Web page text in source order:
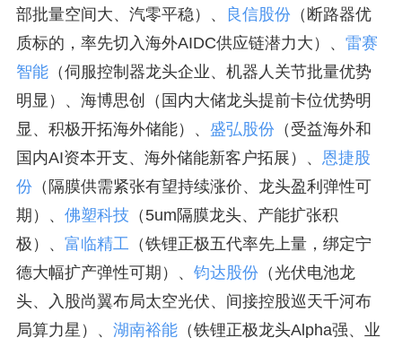
部批量空间大、汽零平稳）、
良信股份（断路器优
质标的，率先切入海外AIDC供应链潜力大）、 雷赛
智能（伺服控制器龙头企业、机器人关节批量优势
明显）、海博思创（国内大储龙头提前卡位优势明
显、积极开拓海外储能）、 盛弘股份（受益海外和
国内AI资本开支、海外储能新客户拓展）、 恩捷股
份（隔膜供需紧张有望持续涨价、龙头盈利弹性可
期）、 佛塑科技 （5um隔膜龙头、产能扩张积
极）、 富临精工 （铁锂正极五代率先上量，绑定宁
德大幅扩产弹性可期）、 钧达股份（光伏电池龙
头、入股尚翼布局太空光伏、间接控股巡天千河布
局算力星）、 湖南裕能（铁锂正极龙头Alpha强、业